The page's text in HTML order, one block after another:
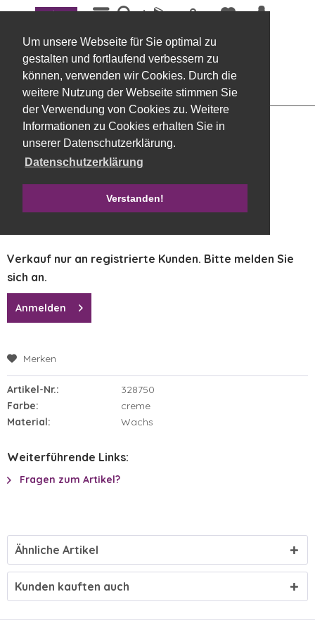
Um unsere Webseite für Sie optimal zu
gestalten und fortlaufend verbessern zu
können, verwenden wir Cookies. Durch die
weitere Nutzung der Webseite stimmen Sie
der Verwendung von Cookies zu. Weitere
Informationen zu Cookies erhalten Sie in
unserer Datenschutzerklärung.
Datenschutzerklärung
Verstanden!
Menü
Übersicht Kerzen, veredelt
Stabkerze MARBLE RUSTIC 250 / 35 mm
elfenbein, 12 Stück
Verkauf nur an registrierte Kunden. Bitte melden Sie
sich an.
Anmelden
Merken
Artikel-Nr.:
328750
Farbe:
creme
Material:
Wachs
Weiterführende Links:
Fragen zum Artikel?
Ähnliche Artikel
Kunden kauften auch